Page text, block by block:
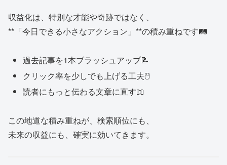
収益化は、特別な才能や奇跡ではなく、
**「今日できる小さなアクション」**の積み重ねです🛤
過去記事を1本ブラッシュアップ📝
クリック率を少しでも上げる工夫🖱
読者にもっと伝わる文章に直す📖
この地道な積み重ねが、検索順位にも、
未来の収益にも、確実に効いてきます。